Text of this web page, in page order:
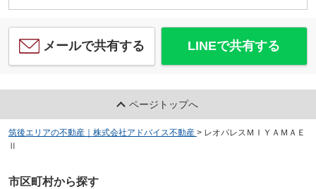
メールで共有する LINEで共有する
ページトップへ
筑後エリアの不動産｜株式会社アドバイス不動産 > レオパレスＭＩＹＡＭＡＥ
Ⅱ
市区町村から探す